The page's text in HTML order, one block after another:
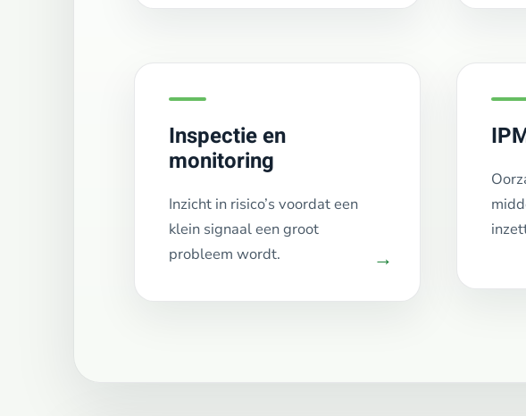
Inspectie en
monitoring
Inzicht in risico’s voordat een
klein signaal een groot
probleem wordt.